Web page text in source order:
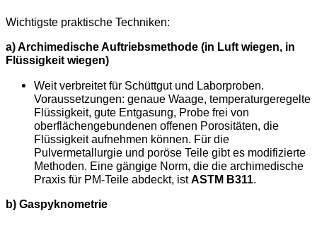
Wichtigste praktische Techniken:
a) Archimedische Auftriebsmethode (in Luft wiegen, in
Flüssigkeit wiegen)
Weit verbreitet für Schüttgut und Laborproben.
Voraussetzungen: genaue Waage, temperaturgeregelte
Flüssigkeit, gute Entgasung, Probe frei von
oberflächengebundenen offenen Porositäten, die
Flüssigkeit aufnehmen können. Für die
Pulvermetallurgie und poröse Teile gibt es modifizierte
Methoden. Eine gängige Norm, die die archimedische
Praxis für PM-Teile abdeckt, istASTM B311.
b) Gaspyknometrie